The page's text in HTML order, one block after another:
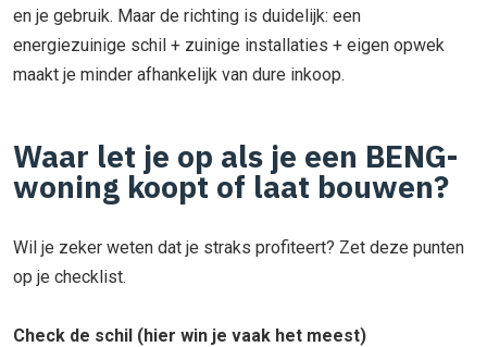
en je gebruik. Maar de richting is duidelijk: een
energiezuinige schil + zuinige installaties + eigen opwek
maakt je minder afhankelijk van dure inkoop.
Waar let je op als je een BENG-
woning koopt of laat bouwen?
Wil je zeker weten dat je straks profiteert? Zet deze punten
op je checklist.
Check de schil (hier win je vaak het meest)